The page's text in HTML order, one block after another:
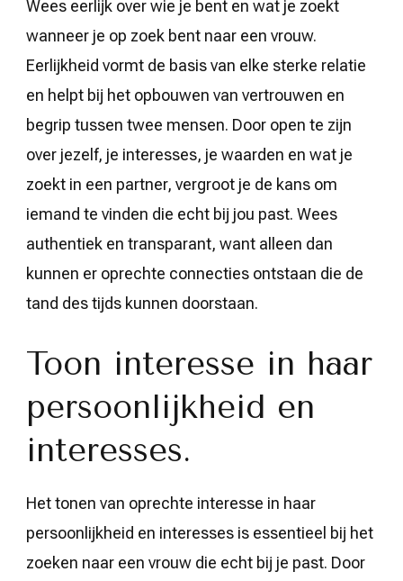
Wees eerlijk over wie je bent en wat je zoekt
wanneer je op zoek bent naar een vrouw.
Eerlijkheid vormt de basis van elke sterke relatie
en helpt bij het opbouwen van vertrouwen en
begrip tussen twee mensen. Door open te zijn
over jezelf, je interesses, je waarden en wat je
zoekt in een partner, vergroot je de kans om
iemand te vinden die echt bij jou past. Wees
authentiek en transparant, want alleen dan
kunnen er oprechte connecties ontstaan die de
tand des tijds kunnen doorstaan.
Toon interesse in haar
persoonlijkheid en
interesses.
Het tonen van oprechte interesse in haar
persoonlijkheid en interesses is essentieel bij het
zoeken naar een vrouw die echt bij je past. Door